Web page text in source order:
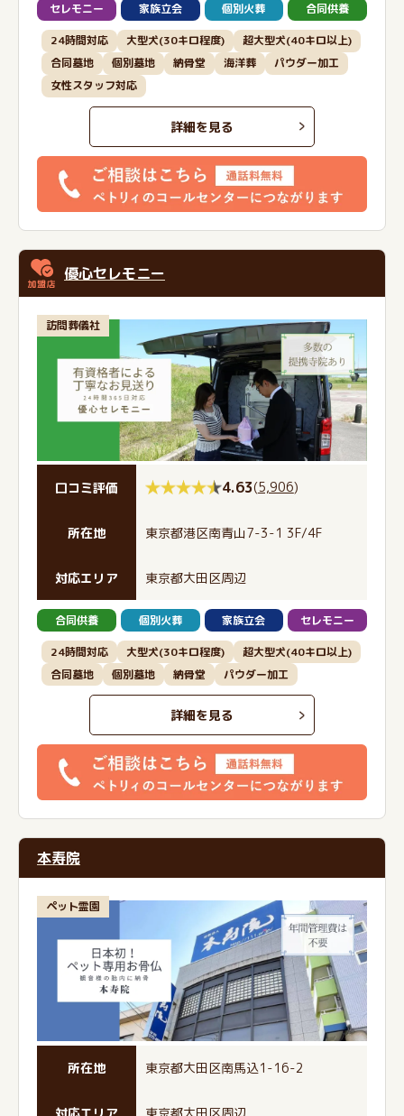
セレモニー 家族立会 個別火葬 合同供養
24時間対応 大型犬(30キロ程度)
超大型犬(40キロ以上)
合同墓地
個別墓地 納骨堂 海洋葬
パウダー加工
女性スタッフ対応
詳細を見る
優心セレモニー
訪問葬儀社
口コミ評価 4.63(5,906)
所在地 東京都港区南青山7-3-1 3F/4F
対応エリア 東京都大田区周辺
合同供養 個別火葬 家族立会 セレモニー
24時間対応 大型犬(30キロ程度)
超大型犬(40キロ以上)
合同墓地
個別墓地 納骨堂 パウダー加工
詳細を見る
本寿院
ペット霊園
所在地 東京都大田区南馬込1-16-2